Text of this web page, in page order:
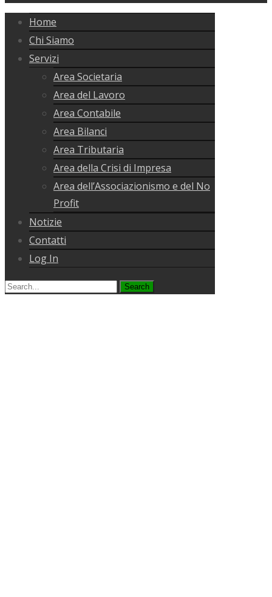
Home
Chi Siamo
Servizi
Area Societaria
Area del Lavoro
Area Contabile
Area Bilanci
Area Tributaria
Area della Crisi di Impresa
Area dell’Associazionismo e del No
Profit
Notizie
Contatti
Log In
Search